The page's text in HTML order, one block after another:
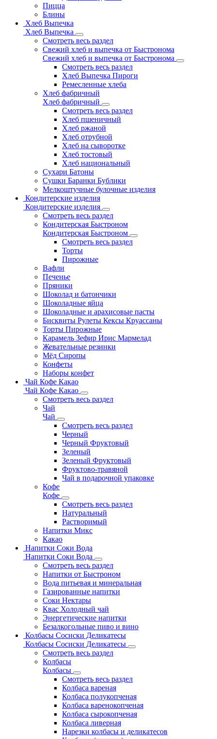
Пицца
Блины
Хлеб Выпечка
Хлеб Выпечка
Смотреть весь раздел
Свежий хлеб и выпечка от Быстронома
Свежий хлеб и выпечка от Быстронома
Смотреть весь раздел
Хлеб Выпечка Пироги
Ремесленные хлеба
Хлеб фабричный
Хлеб фабричный
Смотреть весь раздел
Хлеб пшеничный
Хлеб ржаной
Хлеб отрубной
Хлеб на сыворотке
Хлеб тостовый
Хлеб национальный
Сухари Батоны
Сушки Баранки Бублики
Мелкоштучные булочные изделия
Кондитерские изделия
Кондитерские изделия
Смотреть весь раздел
Кондитерская Быстроном
Кондитерская Быстроном
Смотреть весь раздел
Торты
Пирожные
Вафли
Печенье
Пряники
Шоколад и батончики
Шоколадные яйца
Шоколадные и арахисовые пасты
Бисквиты Рулеты Кексы Круассаны
Торты Пирожные
Карамель Зефир Ирис Мармелад
Жевательные резинки
Мёд Сиропы
Конфеты
Наборы конфет
Чай Кофе Какао
Чай Кофе Какао
Смотреть весь раздел
Чай
Чай
Смотреть весь раздел
Черный
Черный Фруктовый
Зеленый
Зеленый Фруктовый
Фруктово-травяной
Чай в подарочной упаковке
Кофе
Кофе
Смотреть весь раздел
Натуральный
Растворимый
Напитки Микс
Какао
Напитки Соки Вода
Напитки Соки Вода
Смотреть весь раздел
Напитки от Быстроном
Вода питьевая и минеральная
Газированные напитки
Соки Нектары
Квас Холодный чай
Энергетические напитки
Безалкогольные пиво и вино
Колбасы Сосиски Деликатесы
Колбасы Сосиски Деликатесы
Смотреть весь раздел
Колбасы
Колбасы
Смотреть весь раздел
Колбаса вареная
Колбаса полукопченая
Колбаса варенокопченая
Колбаса сырокопченая
Колбаса ливерная
Нарезки колбасы и деликатесов